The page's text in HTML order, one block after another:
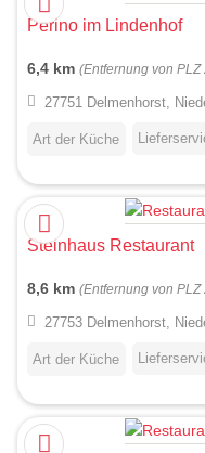
Perino im Lindenhof
6,4 km (Entfernung von PLZ
27751 Delmenhorst,
Art der Küche
Steinhaus Restaurant
8,6 km (Entfernung von PLZ
27753 Delmenhorst,
Art der Küche